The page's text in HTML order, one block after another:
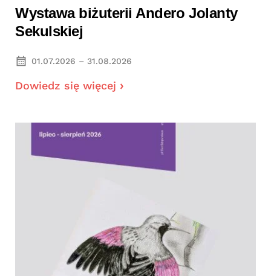
Wystawa biżuterii Andero Jolanty
Sekulskiej
01.07.2026 – 31.08.2026
Dowiedz się więcej